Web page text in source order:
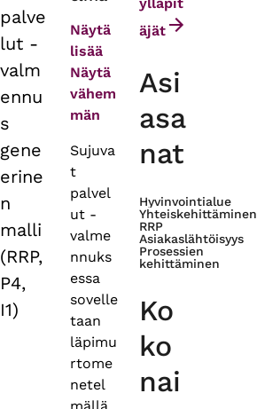
palve
lut -
valm
ennu
s
gene
erine
n
malli
(RRP,
P4,
I1)
Näytä
lisää
Näytä
vähem
män
Sujuva
t
palvel
ut -
valme
nnuks
essa
sovelle
taan
läpimu
rtome
netel
mällä
äjät
Asi
asa
nat
Hyvinvointialue
Yhteiskehittäminen
RRP
Asiakaslähtöisyys
Prosessien
kehittäminen
Ko
ko
nai